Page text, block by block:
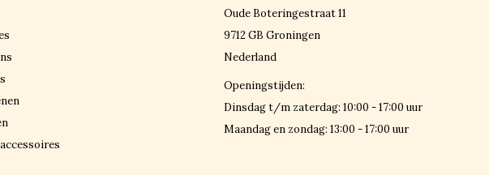
Oude Boteringestraat 11
9712 GB Groningen
Nederland
Openingstijden:
Dinsdag t/m zaterdag: 10:00 - 17:00 uur
Maandag en zondag: 13:00 - 17:00 uur